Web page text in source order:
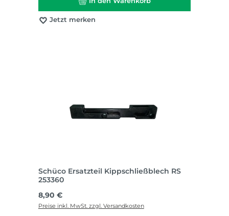
Jetzt merken
Schüco Ersatzteil Kippschließblech RS
253360
Regulärer Preis:
8,90 €
Preise inkl. MwSt. zzgl. Versandkosten